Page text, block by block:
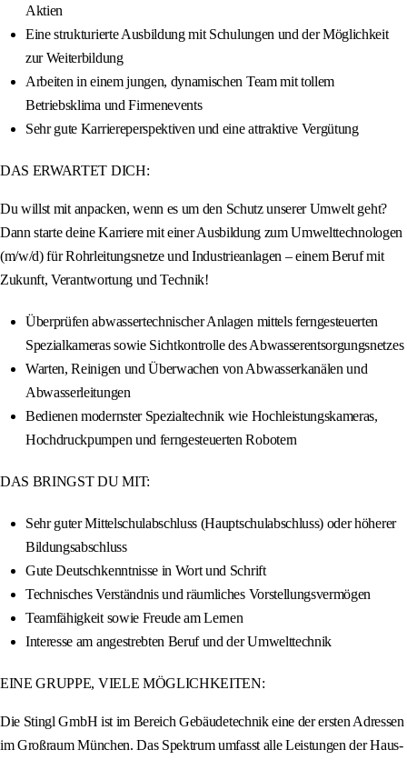
Aktien
Eine strukturierte Ausbildung mit Schulungen und der Möglichkeit
zur Weiterbildung
Arbeiten in einem jungen, dynamischen Team mit tollem
Betriebsklima und Firmenevents
Sehr gute Karriereperspektiven und eine attraktive Vergütung
DAS ERWARTET DICH:
Du willst mit anpacken, wenn es um den Schutz unserer Umwelt geht?
Dann starte deine Karriere mit einer Ausbildung zum Umwelttechnologen
(m/w/d) für Rohrleitungsnetze und Industrieanlagen – einem Beruf mit
Zukunft, Verantwortung und Technik!
Überprüfen abwassertechnischer Anlagen mittels ferngesteuerten
Spezialkameras sowie Sichtkontrolle des Abwasserentsorgungsnetzes
Warten, Reinigen und Überwachen von Abwasserkanälen und
Abwasserleitungen
Bedienen modernster Spezialtechnik wie Hochleistungskameras,
Hochdruckpumpen und ferngesteuerten Robotern
DAS BRINGST DU MIT:
Sehr guter Mittelschulabschluss (Hauptschulabschluss) oder höherer
Bildungsabschluss
Gute Deutschkenntnisse in Wort und Schrift
Technisches Verständnis und räumliches Vorstellungsvermögen
Teamfähigkeit sowie Freude am Lernen
Interesse am angestrebten Beruf und der Umwelttechnik
EINE GRUPPE, VIELE MÖGLICHKEITEN:
Die Stingl GmbH ist im Bereich Gebäudetechnik eine der ersten Adressen
im Großraum München. Das Spektrum umfasst alle Leistungen der Haus-